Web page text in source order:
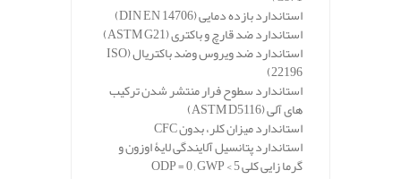
استاندارد بازده دمایی(DIN EN 14706)
استاندارد ضد قارچ و باکتری(ASTM G21)
استاندارد ضد ویروس وضد باکتریال (ISO
22196)
استاندارد سطوح فرار منتشر شدن ترکیب
های آلی(ASTM D5116)
استاندارد میزان کلر، بدونCFC
استاندارد پتانسیل آلایندگی لایۀ اوزون و
گرما زایی کلیODP = 0 , GWP < 5